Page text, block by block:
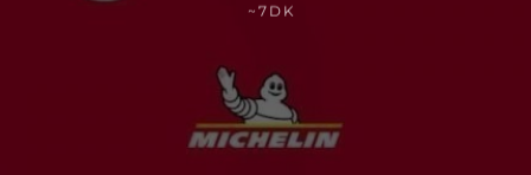
~7DK